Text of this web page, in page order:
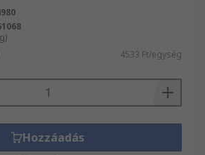
4533 Ft/egység
Hozzáadás